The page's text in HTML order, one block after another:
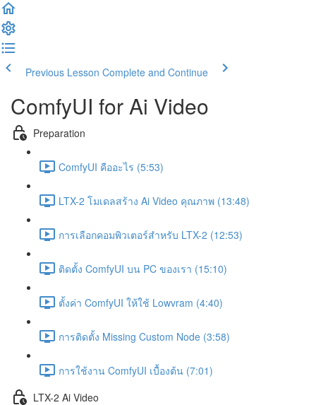
Previous Lesson Complete and Continue
ComfyUI for Ai Video
Preparation
ComfyUI คืออะไร (5:53)
LTX-2 โมเดลสร้าง Ai Video คุณภาพ (13:48)
การเลือกคอมพิวเตอร์สำหรับ LTX-2 (12:53)
ติดตั้ง ComfyUI บน PC ของเรา (15:10)
ตั้งค่า ComfyUI ให้ใช้ Lowvram (4:40)
การติดตั้ง Missing Custom Node (3:58)
การใช้งาน ComfyUI เบื้องต้น (7:01)
LTX-2 Ai Video